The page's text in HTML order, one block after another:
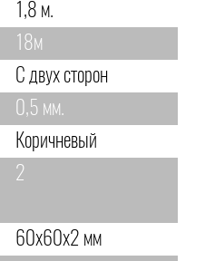
1,8 м.
18м
С двух сторон
0,5 мм.
Коричневый
2
60х60х2 мм